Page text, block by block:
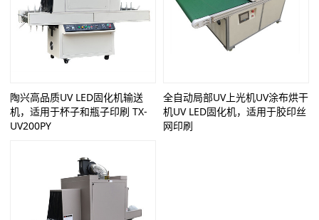
陶兴高品质UV LED固化机输送
机，适用于杯子和瓶子印刷 TX-
UV200PY
全自动局部UV上光机UV涂布烘干
机UV LED固化机，适用于胶印丝
网印刷